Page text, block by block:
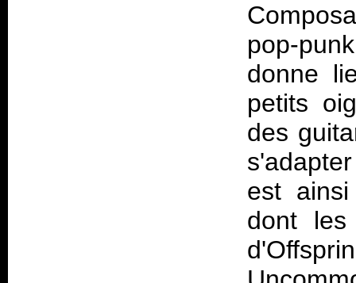
pop-
donne
petits
des
est
dont